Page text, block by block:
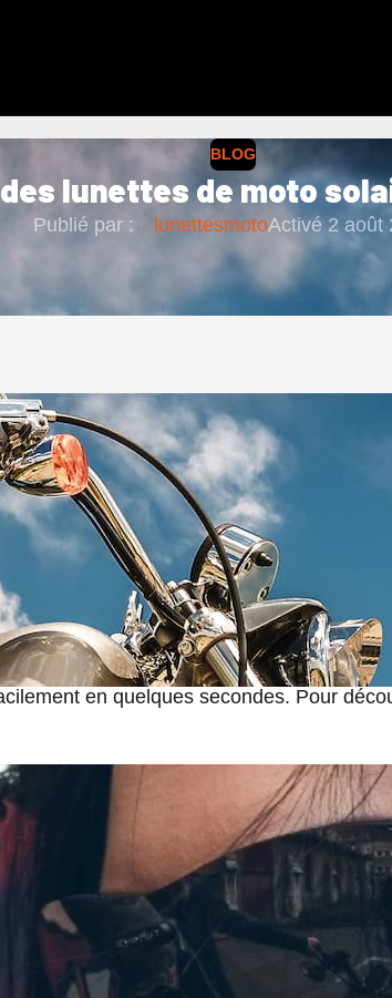
BLOG
lunettes de moto
Publié par : lunettesmotoActivé 2 août
: plusieurs possibilités s’offrent
sur des sites Web sécurisés et
de notre modèle phare, leslunettes
dernières ont été développées dans
correction de la vue. Cette monture
en quelques secondes. Pour